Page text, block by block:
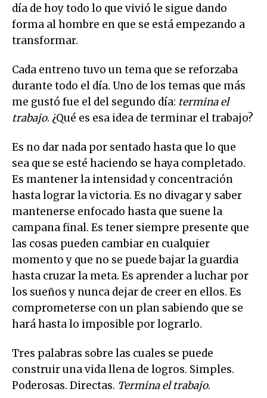
día de hoy todo lo que vivió le sigue dando
forma al hombre en que se está empezando a
transformar.
Cada entreno tuvo un tema que se reforzaba
durante todo el día. Uno de los temas que más
me gustó fue el del segundo día: termina el
trabajo. ¿Qué es esa idea de terminar el trabajo?
Es no dar nada por sentado hasta que lo que
sea que se esté haciendo se haya completado.
Es mantener la intensidad y concentración
hasta lograr la victoria. Es no divagar y saber
mantenerse enfocado hasta que suene la
campana final. Es tener siempre presente que
las cosas pueden cambiar en cualquier
momento y que no se puede bajar la guardia
hasta cruzar la meta. Es aprender a luchar por
los sueños y nunca dejar de creer en ellos. Es
comprometerse con un plan sabiendo que se
hará hasta lo imposible por lograrlo.
Tres palabras sobre las cuales se puede
construir una vida llena de logros. Simples.
Poderosas. Directas. Termina el trabajo.